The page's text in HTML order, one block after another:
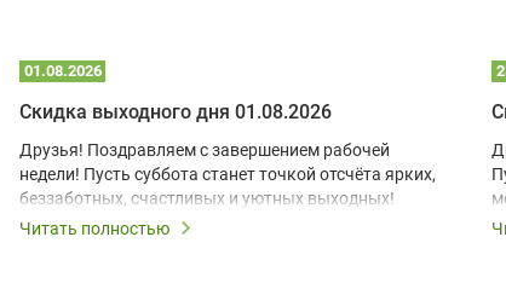
01.08.2026
Скидка выходного дня 01.08.2026
Друзья! Поздравляем с завершением рабочей
недели! Пусть суббота станет точкой отсчёта ярких,
беззаботных, счастливых и уютных выходных!
Читать полностью